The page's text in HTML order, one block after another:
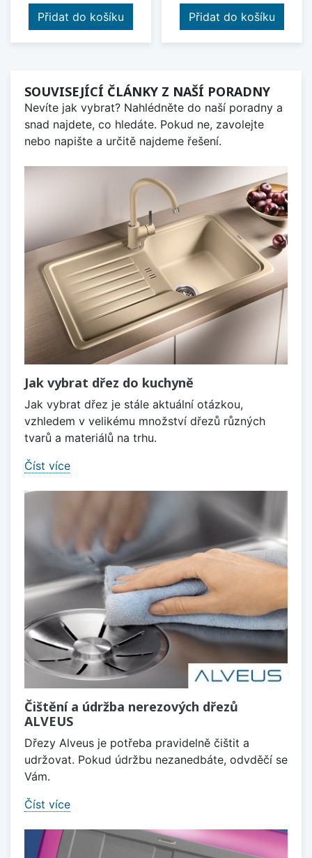
Přidat do košíku Přidat do košíku
SOUVISEJÍCÍ ČLÁNKY Z NAŠÍ PORADNY
Nevíte jak vybrat? Nahlédněte do naší poradny a
snad najdete, co hledáte. Pokud ne, zavolejte
nebo napište a určitě najdeme řešení.
Jak vybrat dřez do kuchyně
Jak vybrat dřez je stále aktuální otázkou,
vzhledem v velikému množství dřezů různých
tvarů a materiálů na trhu.
Číst více
Čištění a údržba nerezových dřezů
ALVEUS
Dřezy Alveus je potřeba pravidelně čištit a
udržovat. Pokud údržbu nezanedbáte, odvděčí se
Vám.
Číst více